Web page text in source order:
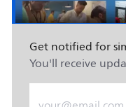
Get notified for
You'll receive
Enter Email